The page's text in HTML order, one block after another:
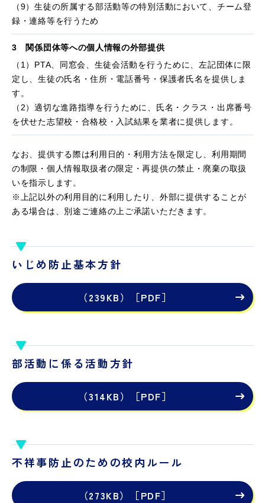
（9）生徒の所属する部活動等の特別活動において、チーム登
録・連絡等を行うため
3 関係団体等への個人情報の外部提供
（1）PTA、同窓会、生徒会活動を行うために、左記団体に限
定し、生徒の氏名・住所・電話番号・保護者氏名を提供しま
す。
（2）適切な進路指導を行うために、氏名・クラス・出席番号
を伏せた志望校・合格校・入試結果を業者に提供します。
なお、提供する際は利用日的・利用方法を限定し、利用期間
の制限・個人情報取扱者の限定・再提供の禁止・廃棄の取扱
いを指示します。
※上記以外の利用目的に利用したり、外部に提供することが
ある場合は、別途ご連絡の上ご承諾いただきます。
いじめ防止基本方針
（239KB）［PDF］
部活動に係る活動方針
（314KB）［PDF］
不祥事防止のための校内ルール
（273KB）［PDF］